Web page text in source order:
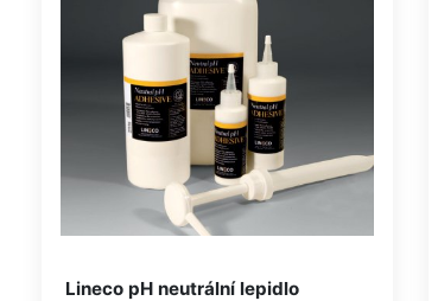
Lineco pH neutrální lepidlo